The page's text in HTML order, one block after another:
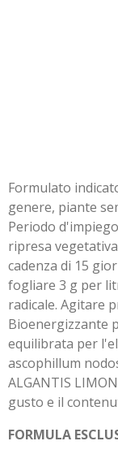
Formulato
genere, piante
Periodo
ripresa
cadenza di 15
fogliare 3 g per
radicale. Agitare
Bioenergizzante
equilibrata per
ascophillum
ALGANTIS
gusto e il
FORMULA